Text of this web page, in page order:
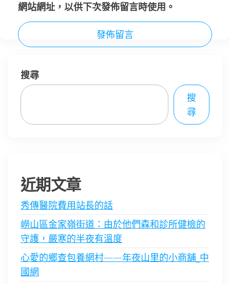
網站網址，以供下次發佈留言時使用。
搜尋
搜
尋
近期文章
秀傳醫院費用站長的話
嶗山區金家嶺街道：由於他們森和診所健檢的
守護，嚴寒的半夜有溫度
心愛的鄉查包養網村——年夜山里的小商舖_中
國網